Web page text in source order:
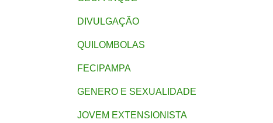
DIVULGAÇÃO
QUILOMBOLAS
FECIPAMPA
GENERO E SEXUALIDADE
JOVEM EXTENSIONISTA